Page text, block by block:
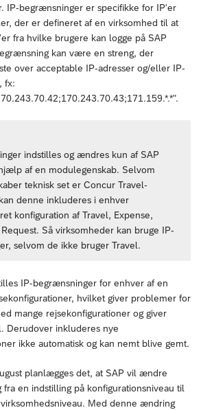
IP-begrænsninger er specifikke for IP'er
der er defineret af en virksomhed til at
fra hvilke brugere kan logge på SAP
kan være en streng, der
over acceptable IP-adresser og/eller IP-
fx:
indstilles og ændres kun af SAP
af en modulegenskab. Selvom
teknisk set er Concur Travel-
denne inkluderes i enhver
konfiguration af Travel, Expense,
Så virksomheder kan bruge IP-
selvom de ikke bruger Travel.
IP-begrænsninger for enhver af en
hvilket giver problemer for
mange rejsekonfigurationer og giver
Derudover inkluderes nye
ikke automatisk og kan nemt blive gemt.
planlægges det, at SAP vil ændre
en indstilling på konfigurationsniveau til
Med denne ændring